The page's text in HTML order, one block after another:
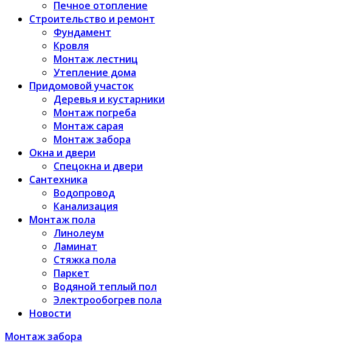
Печное отопление
Строительство и ремонт
Фундамент
Кровля
Монтаж лестниц
Утепление дома
Придомовой участок
Деревья и кустарники
Монтаж погреба
Монтаж сарая
Монтаж забора
Окна и двери
Спецокна и двери
Сантехника
Водопровод
Канализация
Монтаж пола
Линолеум
Ламинат
Стяжка пола
Паркет
Водяной теплый пол
Электрообогрев пола
Новости
Монтаж забора